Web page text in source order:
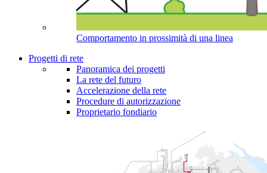
Comportamento in prossimità di una linea
Progetti di rete
Panoramica dei progetti
La rete del futuro
Accelerazione della rete
Procedure di autorizzazione
Proprietario fondiario